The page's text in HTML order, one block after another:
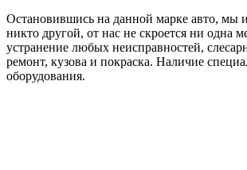
Остановившись на данной марке авто, мы
никто другой, от нас не скроется ни одна
устранение любых неисправностей,
ремонт, кузова и покраска. Наличие
оборудования.